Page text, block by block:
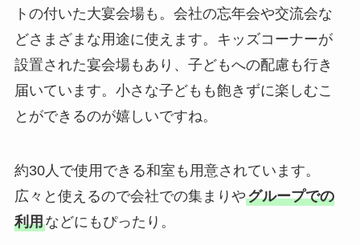
トの付いた大宴会場も。会社の忘年会や交流会な
どさまざまな用途に使えます。キッズコーナーが
設置された宴会場もあり、子どもへの配慮も行き
届いています。小さな子どもも飽きずに楽しむこ
とができるのが嬉しいですね。
約30人で使用できる和室も用意されています。
広々と使えるので会社での集まりやグループでの
利用などにもぴったり。